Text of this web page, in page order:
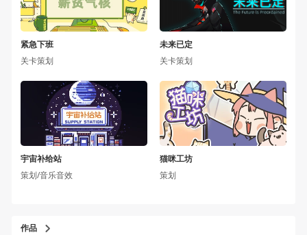
紧急下班
关卡策划
未来已定
关卡策划
宇宙补给站
策划/音乐音效
猫咪工坊
策划
作品